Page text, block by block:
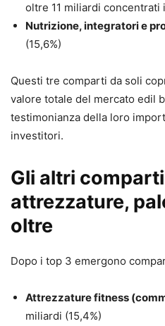
oltre 11 miliardi concentrati
Nutrizione, integratori e
(15,6%)
Questi tre comparti da soli
valore totale del mercato edil
testimonianza della loro
investitori.
Gli altri
attrezzature,
oltre
Dopo i top 3 emergono
Attrezzature fitness
miliardi (15,4%)